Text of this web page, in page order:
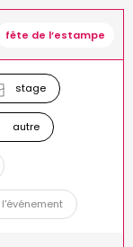
fête de l’estampe
stage
autre